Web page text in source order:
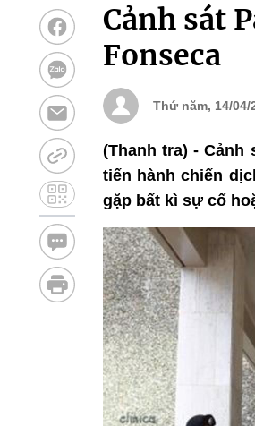
Cảnh sát
Fonseca
Thứ năm, 14/04/
(Thanh tra) -
tiến hành chiến
gặp bất kì sự cố